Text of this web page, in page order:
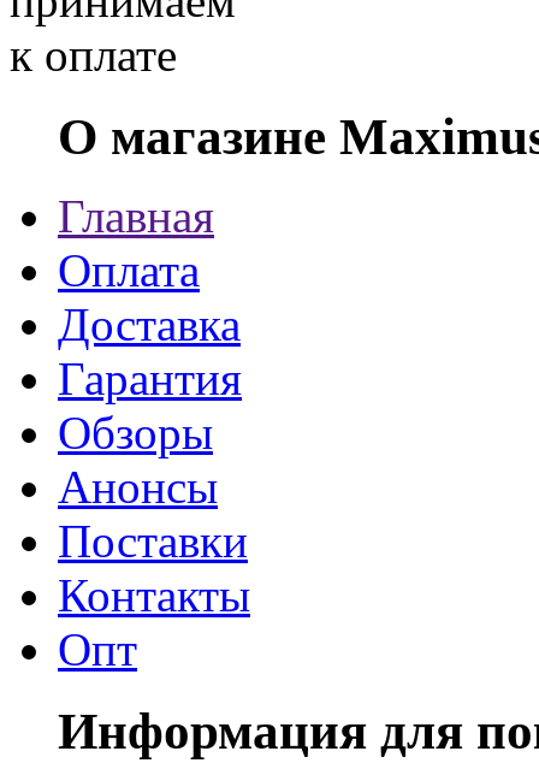
О магазине
Главная
Оплата
Доставка
Гарантия
Обзоры
Анонсы
Поставки
Контакты
Опт
Информация для